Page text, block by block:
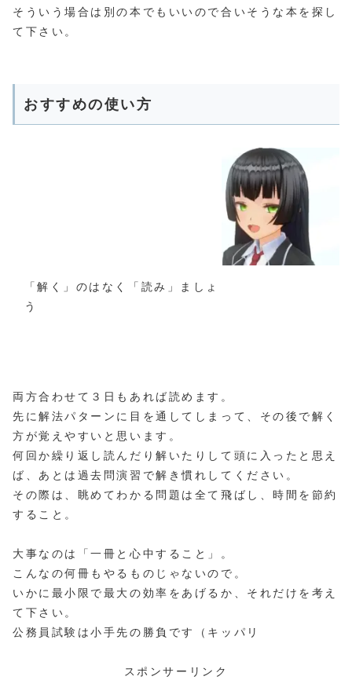
そういう場合は別の本でもいいので合いそうな本を探し
て下さい。
おすすめの使い方
「解く」のはなく「読み」ましょ
う
両方合わせて３日もあれば読めます。
先に解法パターンに目を通してしまって、その後で解く
方が覚えやすいと思います。
何回か繰り返し読んだり解いたりして頭に入ったと思え
ば、あとは過去問演習で解き慣れしてください。
その際は、眺めてわかる問題は全て飛ばし、時間を節約
すること。
大事なのは「一冊と心中すること」。
こんなの何冊もやるものじゃないので。
いかに最小限で最大の効率をあげるか、それだけを考え
て下さい。
公務員試験は小手先の勝負です（キッパリ
スポンサーリンク